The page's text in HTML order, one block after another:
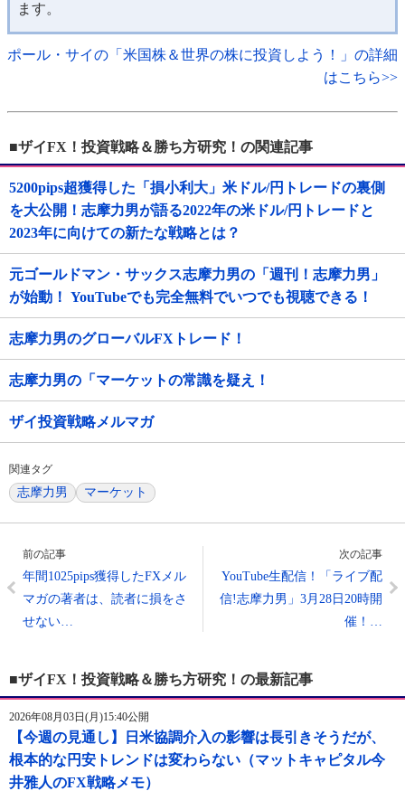
ます。
ポール・サイの「米国株＆世界の株に投資しよう！」の詳細
はこちら>>
■ザイFX！投資戦略＆勝ち方研究！の関連記事
5200pips超獲得した「損小利大」米ドル/円トレードの裏側
を大公開！志摩力男が語る2022年の米ドル/円トレードと
2023年に向けての新たな戦略とは？
元ゴールドマン・サックス志摩力男の「週刊！志摩力男」
が始動！ YouTubeでも完全無料でいつでも視聴できる！
志摩力男のグローバルFXトレード！
志摩力男の「マーケットの常識を疑え！
ザイ投資戦略メルマガ
関連タグ
志摩力男 マーケット
前の記事
年間1025pips獲得したFXメル
マガの著者は、読者に損をさ
せない…
次の記事
YouTube生配信！「ライブ配
信!志摩力男」3月28日20時開
催！…
■ザイFX！投資戦略＆勝ち方研究！の最新記事
2026年08月03日(月)15:40公開
【今週の見通し】日米協調介入の影響は長引きそうだが、
根本的な円安トレンドは変わらない（マットキャピタル今
井雅人のFX戦略メモ）